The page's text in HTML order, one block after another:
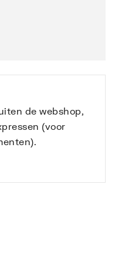
de webshop,
(voor